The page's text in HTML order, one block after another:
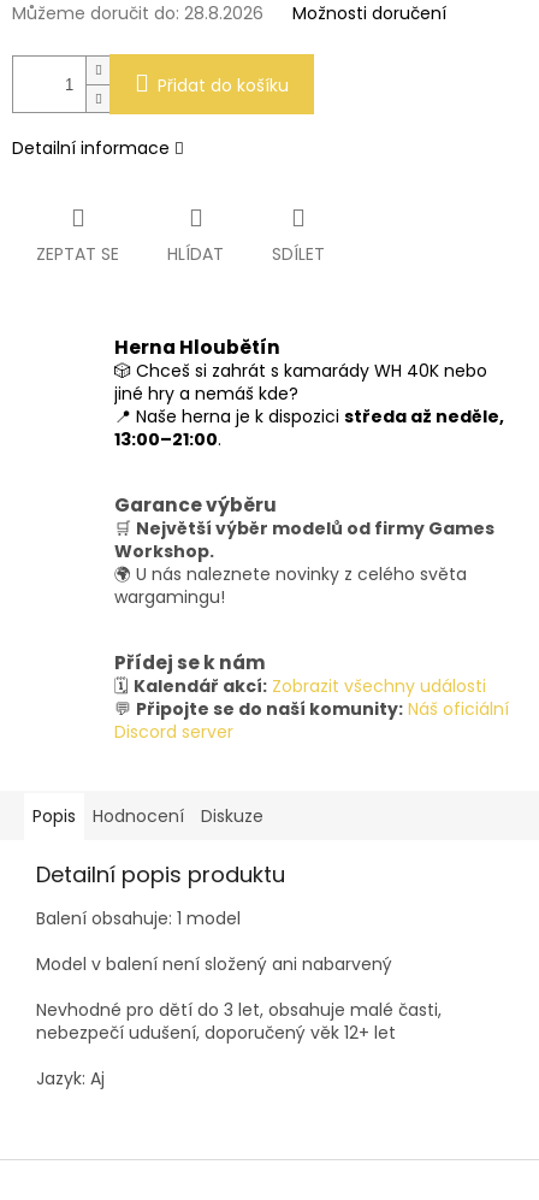
Můžeme doručit do: 28.8.2026 Možnosti doručení
Přidat do košíku
Detailní informace
ZEPTAT SE HLÍDAT SDÍLET
Herna Hloubětín
🎲 Chceš si zahrát s kamarády WH 40K nebo
jiné hry a nemáš kde?
📍 Naše herna je k dispozici středa až neděle,
13:00–21:00.
Garance výběru
🛒 Největší výběr modelů od firmy Games
Workshop.
🌍 U nás naleznete novinky z celého světa
wargamingu!
Přídej se k nám
🗓️ Kalendář akcí: Zobrazit všechny události
💬 Připojte se do naší komunity: Náš oficiální
Discord server
Popis Hodnocení Diskuze
Detailní popis produktu
Balení obsahuje: 1 model
Model v balení není složený ani nabarvený
Nevhodné pro dětí do 3 let, obsahuje malé časti,
nebezpečí udušení, doporučený věk 12+ let
Jazyk: Aj
Z